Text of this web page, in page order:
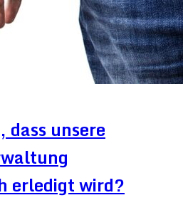
dass unsere
erledigt wird?